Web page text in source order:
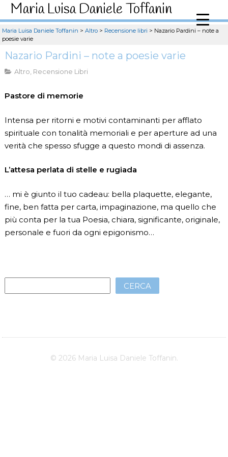
Maria Luisa Daniele Toffanin
Maria Luisa Daniele Toffanin > Altro > Recensione libri > Nazario Pardini – note a
poesie varie
Nazario Pardini – note a poesie varie
Altro, Recensione Libri
Pastore di memorie
Intensa per ritorni e motivi contaminanti per afflato
spirituale con tonalità memoriali e per aperture ad una
verità che spesso sfugge a questo mondi di assenza.
L’attesa perlata di stelle e rugiada
… mi è giunto il tuo cadeau: bella plaquette, elegante,
fine, ben fatta per carta, impaginazione, ma quello che
più conta per la tua Poesia, chiara, significante, originale,
personale e fuori da ogni epigonismo…
CERCA
© 2026 Maria Luisa Daniele Toffanin.